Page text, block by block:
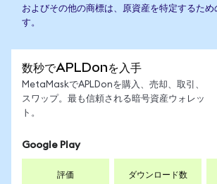
およびその他の商標は、原資産を特定するため
す。
数秒でAPLDonを入手
MetaMaskでAPLDonを購入、売却、取引、
スワップ。最も信頼される暗号資産ウォレッ
ト。
Google Play
評価 ダウンロード数